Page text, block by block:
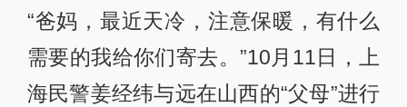
“爸妈，最近天冷，注意保暖，有什么
需要的我给你们寄去。”10月11日，上
海民警姜经纬与远在山西的“父母”进行